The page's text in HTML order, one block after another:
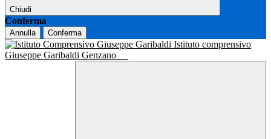
Chiudi
Conferma
Annulla Conferma
Istituto comprensivo
Giuseppe Garibaldi Genzano